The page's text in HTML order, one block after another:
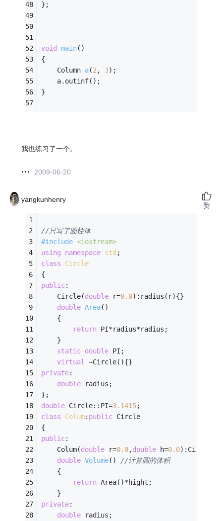
};
void main()
{
Column a(2, 3) ;
	a.outinf();
}
我也练习了一个。
2009-06-20
yangkunhenry
//只写了圆柱体
#include <iostream>
using
namespace std ;
class
Circle
{
public:
	Circle(
double r=0.0):radius(r){}
double Area()
	{
return PI*radius*radius;
	}
static double PI;
virtual
~Circle(){}
private:
double radius;
};
double Circle::PI=3.1415;
class
Colum: public Circle
{
public:
	Colum(
double r=0.0,double h=0.0
double Volume()
//计算圆的体积
	{
return Area()*hight;
	}
private:
double radius;
赞